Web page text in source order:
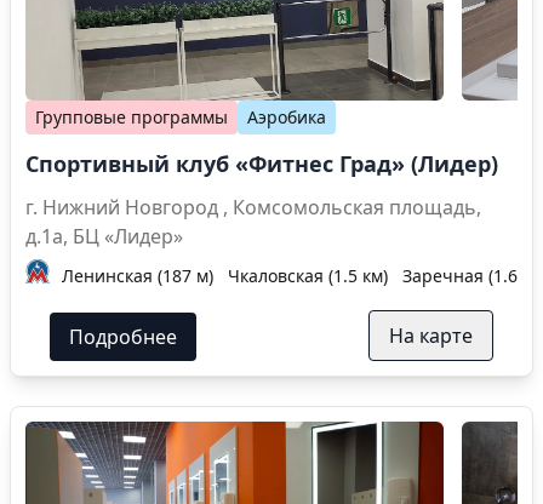
Групповые программы Аэробика
Спортивный клуб «Фитнес Град» (Лидер)
г. Нижний Новгород , Комсомольская площадь,
д.1а, БЦ «Лидер»
Ленинская (187 м) Чкаловская (1.5 км) Заречная (1.6
Подробнее На карте